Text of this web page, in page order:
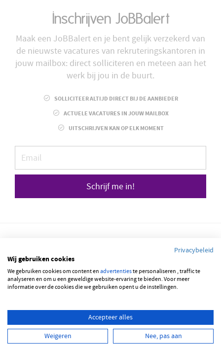
Inschrijven JoBBalert
Maak een JoBBalert en je bent gelijk verzekerd van
de nieuwste vacatures van rekruteringskantoren in
jouw mailbox: direct solliciteren en meteen aan het
werk bij jou in de buurt.
SOLLICITEER ALTIJD DIRECT BIJ DE AANBIEDER
ACTUELE VACATURES IN JOUW MAILBOX
UITSCHRIJVEN KAN OP ELK MOMENT
Schrijf me in!
© 2026 JOBBSQUARE
NEDERLANDS FRANÇAIS
Privacybeleid
Wij gebruiken cookies
We gebruiken cookies om content en advertentieste personaliseren , traffic te
analyseren en om u een geweldige website-ervaring te bieden. Voor meer
informatie over de cookies die we gebruiken opent u de instellingen.
Accepteer alles
Weigeren Nee, pas aan